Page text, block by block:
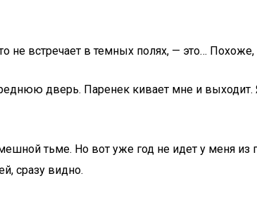
не встречает в темных полях, — это…
дверь. Паренек кивает мне и
тьме. Но вот уже год не идет у меня
сразу видно.